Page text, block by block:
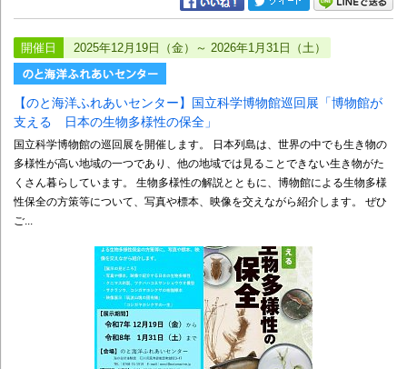
開催日 2025年12月19日（金）～ 2026年1月31日（土）
【のと海洋ふれあいセンター】国立科学博物館巡回展「博物館が
支える 日本の生物多様性の保全」
国立科学博物館の巡回展を開催します。 日本列島は、世界の中でも生き物の
多様性が高い地域の一つであり、他の地域では見ることできない生き物がた
くさん暮らしています。 生物多様性の解説とともに、博物館による生物多様
性保全の方策等について、写真や標本、映像を交えながら紹介します。 ぜひ
ご...